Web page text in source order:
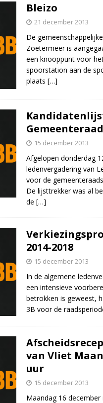
Bleizo
21 december 2013
De
Zoetermeer is
een knooppunt voor
spoorstation aan de
plaats […]
15 december 2013
Afgelopen donderdag
ledenvergadering van
voor de
De lijsttrekker was al
de […]
2014-2018
15 december 2013
In de algemene
een intensieve
betrokken is geweest,
3B voor de
van Vliet
uur
15 december 2013
Maandag 16